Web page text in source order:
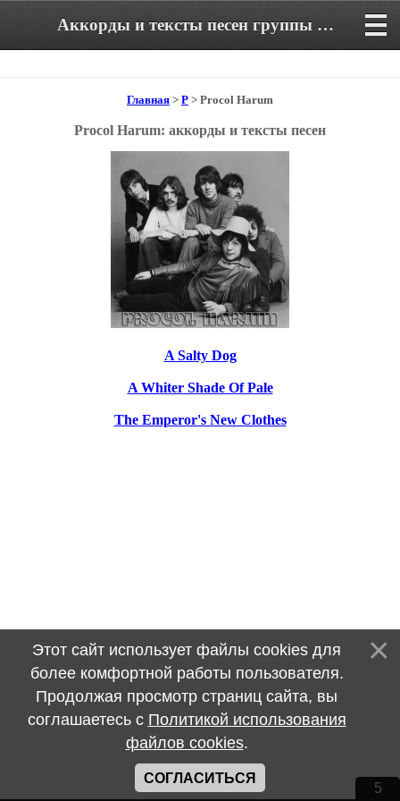
Аккорды и тексты песен группы Procol Harum
Главная > P > Procol Harum
Procol Harum: аккорды и тексты песен
A Salty Dog
A Whiter Shade Of Pale
The Emperor's New Clothes
Этот сайт использует файлы cookies для
более комфортной работы пользователя.
Продолжая просмотр страниц сайта, вы
соглашаетесь с Политикой использования
файлов cookies.
СОГЛАСИТЬСЯ
5